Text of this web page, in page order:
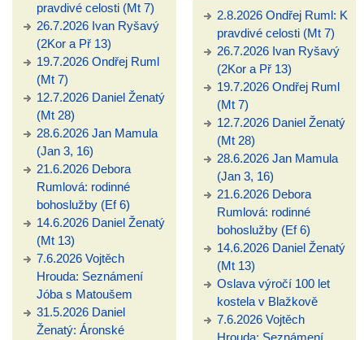
pravdivé celosti (Mt 7)
26.7.2026 Ivan Ryšavý
(2Kor a Př 13)
19.7.2026 Ondřej Ruml
(Mt 7)
12.7.2026 Daniel Ženatý
(Mt 28)
28.6.2026 Jan Mamula
(Jan 3, 16)
21.6.2026 Debora
Rumlová: rodinné
bohoslužby (Ef 6)
14.6.2026 Daniel Ženatý
(Mt 13)
7.6.2026 Vojtěch
Hrouda: Seznámení
Jóba s Matoušem
31.5.2026 Daniel
Ženatý: Áronské
2.8.2026 Ondřej Ruml: K
pravdivé celosti (Mt 7)
26.7.2026 Ivan Ryšavý
(2Kor a Př 13)
19.7.2026 Ondřej Ruml
(Mt 7)
12.7.2026 Daniel Ženatý
(Mt 28)
28.6.2026 Jan Mamula
(Jan 3, 16)
21.6.2026 Debora
Rumlová: rodinné
bohoslužby (Ef 6)
14.6.2026 Daniel Ženatý
(Mt 13)
Oslava výročí 100 let
kostela v Blažkově
7.6.2026 Vojtěch